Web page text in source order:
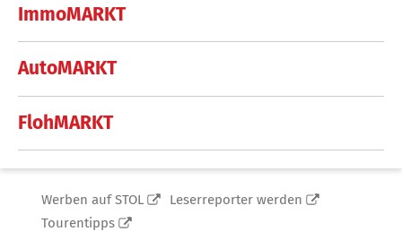
ImmoMARKT
AutoMARKT
FlohMARKT
Werben auf STOL
Leserreporter werden
Tourentipps